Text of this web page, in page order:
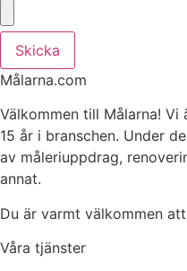
Skicka
Målarna.com
Välkommen till Målarna!
15 år i branschen. Under
av måleriuppdrag,
annat.
Du är varmt välkommen
Våra tjänster